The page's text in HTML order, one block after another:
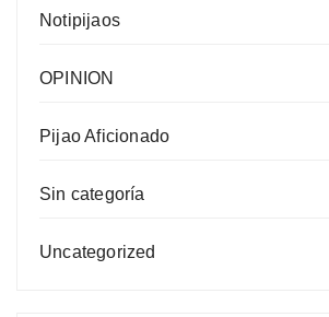
Notipijaos
OPINION
Pijao Aficionado
Sin categoría
Uncategorized